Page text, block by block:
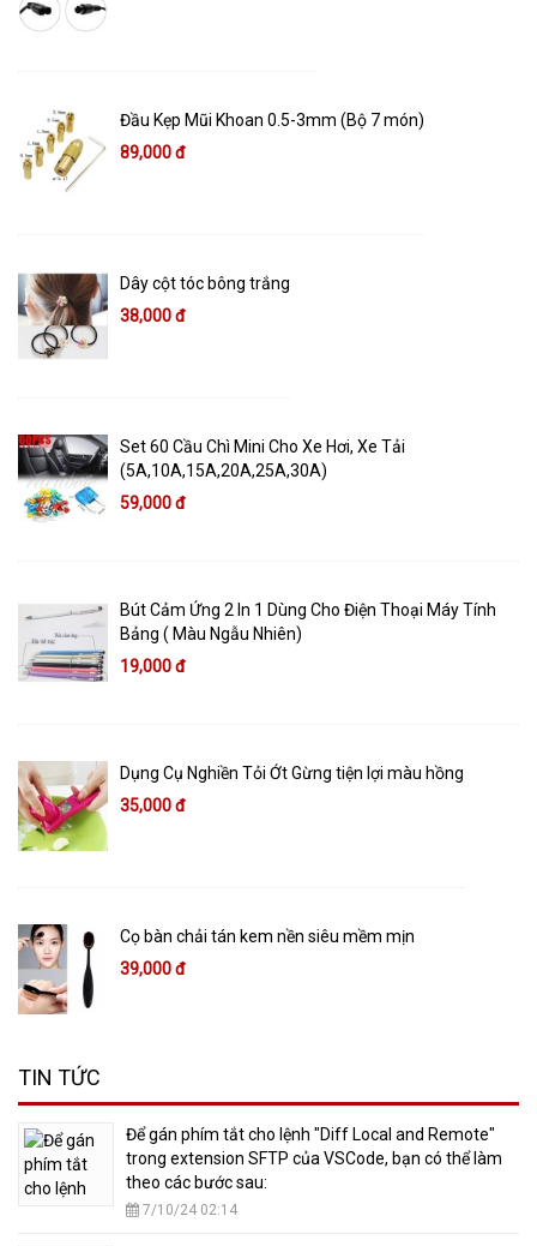
Đầu Kẹp Mũi Khoan 0.5-3mm (Bộ 7 món)
89,000 đ
Dây cột tóc bông trắng
38,000 đ
Set 60 Cầu Chì Mini Cho Xe Hơi, Xe Tải
(5A,10A,15A,20A,25A,30A)
59,000 đ
Bút Cảm Ứng 2 In 1 Dùng Cho Điện Thoại Máy Tính
Bảng ( Màu Ngẫu Nhiên)
19,000 đ
Dụng Cụ Nghiền Tỏi Ớt Gừng tiện lợi màu hồng
35,000 đ
Cọ bàn chải tán kem nền siêu mềm mịn
39,000 đ
TIN TỨC
​Để gán phím tắt cho lệnh "Diff Local and Remote"
trong extension SFTP của VSCode, bạn có thể làm
theo các bước sau:
7/10/24 02:14